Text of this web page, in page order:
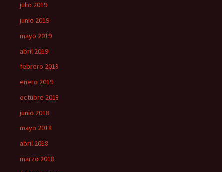
julio 2019
junio 2019
mayo 2019
abril 2019
febrero 2019
enero 2019
octubre 2018
junio 2018
mayo 2018
abril 2018
marzo 2018